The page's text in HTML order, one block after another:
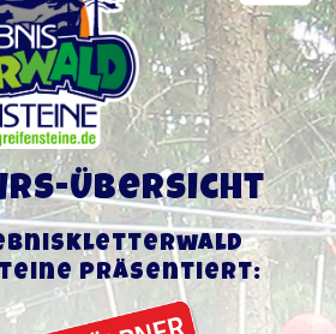
Übersicht
präsentiert: